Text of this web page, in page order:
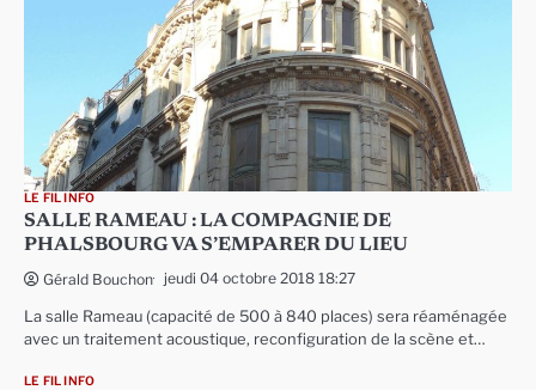
LE FIL INFO
SALLE RAMEAU : LA COMPAGNIE DE
PHALSBOURG VA S’EMPARER DU LIEU
Gérald Bouchon jeudi 04 octobre 2018 18:27
La salle Rameau (capacité de 500 à 840 places) sera réaménagée
avec un traitement acoustique, reconfiguration de la scène et…
LE FIL INFO